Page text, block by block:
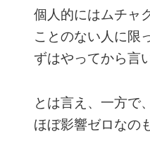
個人的にはムチャ
ことのない人に限
ずはやってから言
とは言え、一方で
ほぼ影響ゼロなの